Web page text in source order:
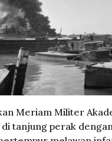
Meriam Militer
di tanjung perak